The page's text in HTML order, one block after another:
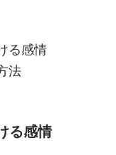
る感情
法
る感情